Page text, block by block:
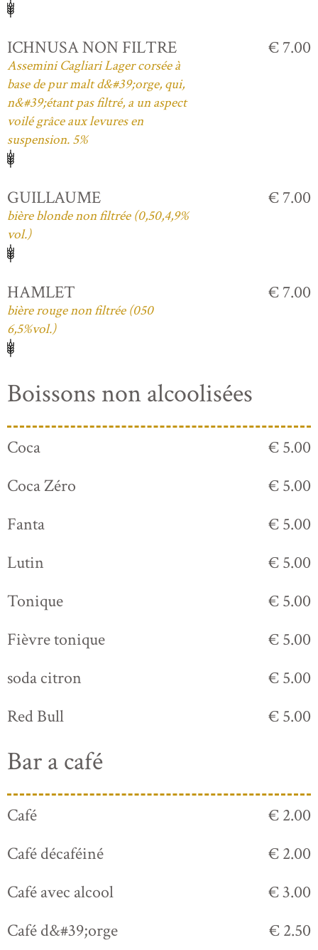
ICHNUSA NON FILTRE
Assemini Cagliari Lager corsée à
base de pur malt d&#39;orge, qui,
n&#39;étant pas filtré, a un aspect
voilé grâce aux levures en
suspension. 5%
€ 7.00
GUILLAUME
bière blonde non filtrée (0,50,4,9%
vol.)
€ 7.00
HAMLET
bière rouge non filtrée (050
6,5%vol.)
€ 7.00
Boissons non alcoolisées
Coca
€ 5.00
Coca Zéro
€ 5.00
Fanta
€ 5.00
Lutin
€ 5.00
Tonique
€ 5.00
Fièvre tonique
€ 5.00
soda citron
€ 5.00
Red Bull
€ 5.00
Bar a café
Café
€ 2.00
Café décaféiné
€ 2.00
Café avec alcool
€ 3.00
Café d&#39;orge
€ 2.50